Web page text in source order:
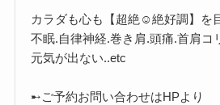
カラダも心も【超絶☺︎絶好調】を
不眠.自律神経.巻き肩.頭痛.首肩コ
元気が出ない..etc
➸ご予約お問い合わせはHPより